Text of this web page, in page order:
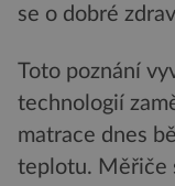
se o dobré
Toto poznání
technologií
matrace dnes
teplotu. Měřiče